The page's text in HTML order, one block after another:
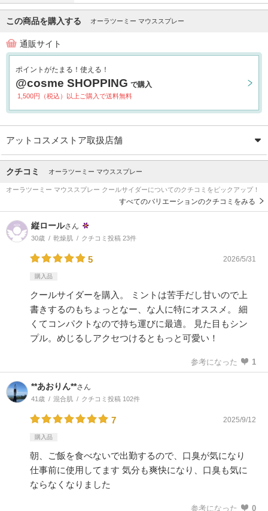
この商品を購入する オーラツーミー マウススプレー
通販サイト
ポイントがたまる！使える！
@cosme SHOPPING で購入
1,500円（税込）以上ご購入で送料無料
アットコスメストア取扱店舗
クチコミ オーラツーミー マウススプレー
オーラツーミー マウススプレー クールサイダーについてのクチコミをピックアップ！
すべてのバリエーションのクチコミをみる
縦ロールさん
30歳 乾燥肌 クチコミ投稿 23件
5 2026/5/31
購入品
クールサイダーを購入。 ミントは苦手だし甘いので上
書きするのもちょっとなー、な人に特にオススメ。 細
くてコンパクトなので持ち運びに最適。 見た目もシン
プル。めじるしアクセつけるともっと可愛い！
参考になった 1
**あおりん**さん
41歳 混合肌 クチコミ投稿 102件
7 2025/9/12
購入品
朝、ご飯を食べないで出勤するので、口臭が気になり
仕事前に使用してます 気分も爽快になり、口臭も気に
ならなくなりました
参考になった 0